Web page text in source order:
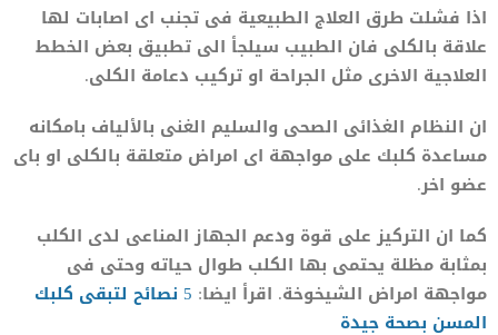
اذا فشلت طرق العلاج الطبيعية فى تجنب اى اصابات لها
علاقة بالكلى فان الطبيب سيلجأ الى تطبيق بعض الخطط
العلاجية الاخرى مثل الجراحة او تركيب دعامة الكلى.
ان النظام الغذائى الصحى والسليم الغنى بالألياف بامكانه
مساعدة كلبك على مواجهة اى امراض متعلقة بالكلى او باى
عضو اخر.
كما ان التركيز على قوة ودعم الجهاز المناعى لدى الكلب
بمثابة مظلة يحتمى بها الكلب طوال حياته وحتى فى
مواجهة امراض الشيخوخة. اقرأ ايضا:
5 نصائح لتبقى كلبك
المسن بصحة جيدة